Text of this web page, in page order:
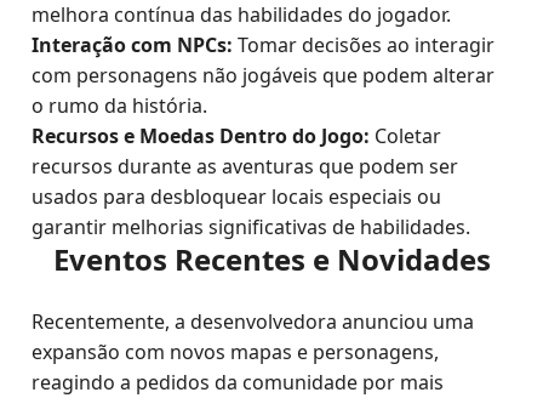
melhora contínua das habilidades do jogador.
Interação com NPCs: Tomar decisões ao interagir
com personagens não jogáveis que podem alterar
o rumo da história.
Recursos e Moedas Dentro do Jogo: Coletar
recursos durante as aventuras que podem ser
usados para desbloquear locais especiais ou
garantir melhorias significativas de habilidades.
Eventos Recentes e Novidades
Recentemente, a desenvolvedora anunciou uma
expansão com novos mapas e personagens,
reagindo a pedidos da comunidade por mais